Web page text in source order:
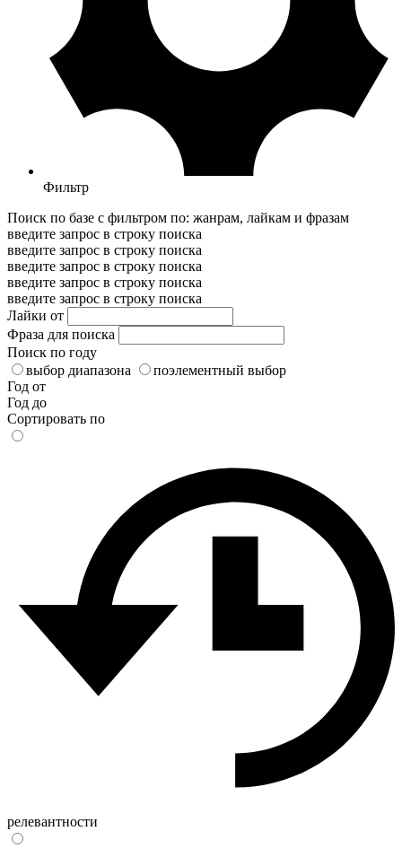
Фильтр
Поиск по базе с фильтром по: жанрам, лайкам и фразам
введите запрос в строку поиска
введите запрос в строку поиска
введите запрос в строку поиска
введите запрос в строку поиска
введите запрос в строку поиска
Лайки от
Фраза для поиска
Поиск по году
выбор диапазона
поэлементный выбор
Год от
Год до
Сортировать по
релевантности